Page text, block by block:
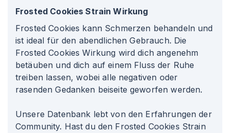
Frosted Cookies Strain Wirkung
Frosted Cookies kann Schmerzen behandeln und
ist ideal für den abendlichen Gebrauch. Die
Frosted Cookies Wirkung wird dich angenehm
betäuben und dich auf einem Fluss der Ruhe
treiben lassen, wobei alle negativen oder
rasenden Gedanken beiseite geworfen werden.
Unsere Datenbank lebt von den Erfahrungen der
Community. Hast du den Frosted Cookies Strain